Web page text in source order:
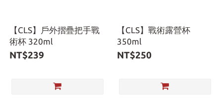
【CLS】戶外摺疊把手戰
術杯 320ml
NT$239
【CLS】戰術露營杯
350ml
NT$250